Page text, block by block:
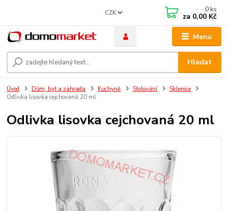
Menu
CZK
Hledat
0 ks
za 0,00 Kč
Úvod Dům, byt a zahrada Kuchyně Stolování
Sklenice
Odlivka lisovka cejchovaná 20 ml
Odlivka lisovka cejchovaná 20 ml